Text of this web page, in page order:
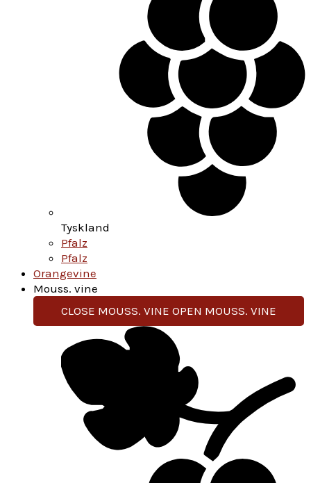
Tyskland
Pfalz
Pfalz
Orangevine
Mouss. vine
CLOSE MOUSS. VINE OPEN MOUSS. VINE